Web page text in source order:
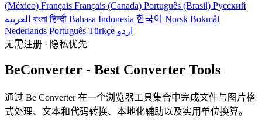
(México) Français Français (Canada) Português (Brasil) Русский
বাংলাहिन्दी Bahasa Indonesia 한국어 Norsk Bokmål
Nederlands Português Türkçe اردو
无需注册 · 隐私优先
BeConverter - Best Converter Tools
通过 Be Converter 在一个浏览器工具集合中完成文件与图片格
式处理、文本和代码转换、本地化辅助以及实用单位换算。